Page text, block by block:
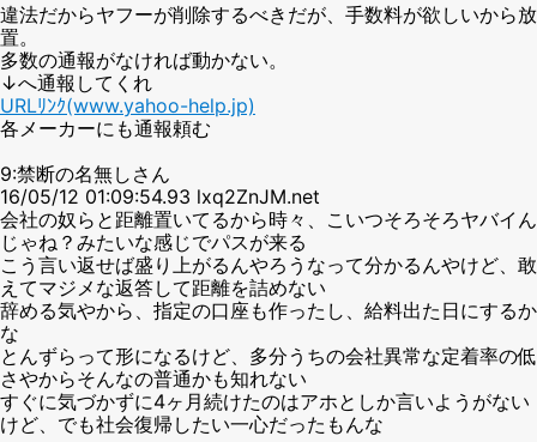
違法だからヤフーが削除するべきだが、手数料が欲しいから放
置。
多数の通報がなければ動かない。
↓へ通報してくれ
URLﾘﾝｸ(www.yahoo-help.jp)
各メーカーにも通報頼む
9:禁断の名無しさん
16/05/12 01:09:54.93 lxq2ZnJM.net
会社の奴らと距離置いてるから時々、こいつそろそろヤバイん
じゃね？みたいな感じでパスが来る
こう言い返せば盛り上がるんやろうなって分かるんやけど、敢
えてマジメな返答して距離を詰めない
辞める気やから、指定の口座も作ったし、給料出た日にするか
な
とんずらって形になるけど、多分うちの会社異常な定着率の低
さやからそんなの普通かも知れない
すぐに気づかずに4ヶ月続けたのはアホとしか言いようがない
けど、でも社会復帰したい一心だったもんな